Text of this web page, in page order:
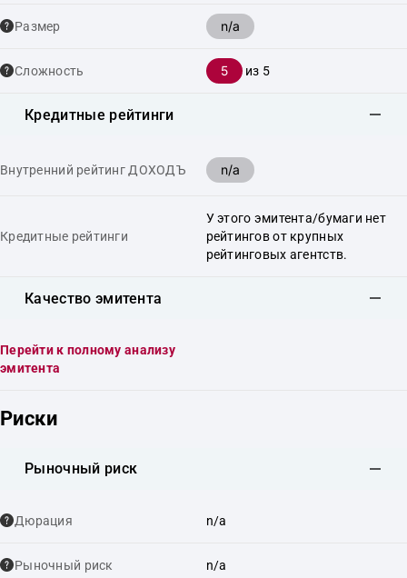
Размер n/a
Сложность 5 из 5
Кредитные рейтинги
Внутренний рейтинг ДОХОДЪ n/a
Кредитные рейтинги
У этого эмитента/бумаги нет
рейтингов от крупных
рейтинговых агентств.
Качество эмитента
Перейти к полному анализу
эмитента
Риски
Рыночный риск
Дюрация n/a
Рыночный риск n/a